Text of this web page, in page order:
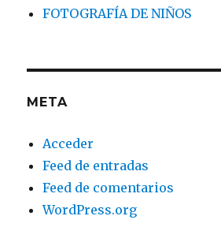
FOTOGRAFÍA DE NIÑOS
META
Acceder
Feed de entradas
Feed de comentarios
WordPress.org